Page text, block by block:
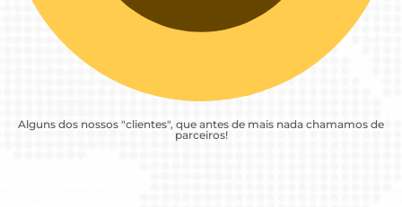
Alguns dos nossos "clientes", que antes de mais nada chamamos de
parceiros!